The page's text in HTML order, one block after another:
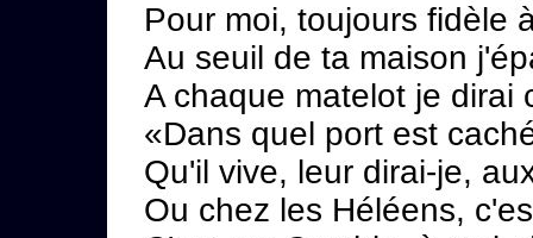
Pour moi, toujours fidèle
Au seuil de ta maison
A chaque matelot je dirai
«Dans quel port est
Qu'il vive, leur dirai-je,
Ou chez les Héléens,